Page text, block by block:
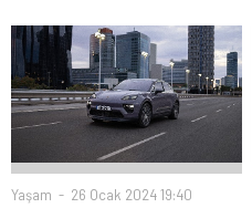
Yaşam 26 Ocak 2024 19:40